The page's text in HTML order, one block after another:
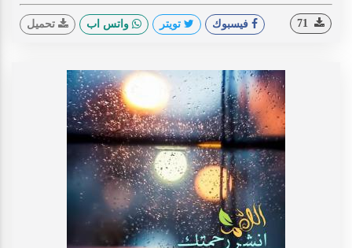
فيسبوك تويتر واتس اب تحميل